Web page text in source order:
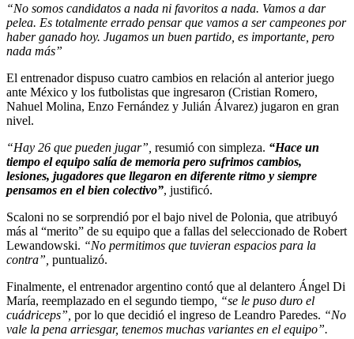
“No somos candidatos a nada ni favoritos a nada. Vamos a dar
pelea. Es totalmente errado pensar que vamos a ser campeones por
haber ganado hoy. Jugamos un buen partido, es importante, pero
nada más”
El entrenador dispuso cuatro cambios en relación al anterior juego
ante México y los futbolistas que ingresaron (Cristian Romero,
Nahuel Molina, Enzo Fernández y Julián Álvarez) jugaron en gran
nivel.
“Hay 26 que pueden jugar”, resumió con simpleza. “Hace un
tiempo el equipo salía de memoria pero sufrimos cambios,
lesiones, jugadores que llegaron en diferente ritmo y siempre
pensamos en el bien colectivo”, justificó.
Scaloni no se sorprendió por el bajo nivel de Polonia, que atribuyó
más al “merito” de su equipo que a fallas del seleccionado de Robert
Lewandowski. “No permitimos que tuvieran espacios para la
contra”, puntualizó.
Finalmente, el entrenador argentino contó que al delantero Ángel Di
María, reemplazado en el segundo tiempo , “se le puso duro el
cuádriceps”, por lo que decidió el ingreso de Leandro Paredes. “No
vale la pena arriesgar, tenemos muchas variantes en el equipo”.